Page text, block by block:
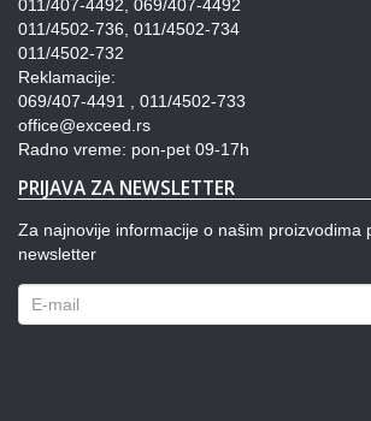
011/407-4492, 069/407-4492
011/4502-736, 011/4502-734
011/4502-732
Reklamacije:
069/407-4491 , 011/4502-733
office@exceed.rs
Radno vreme: pon-pet 09-17h
PRIJAVA ZA NEWSLETTER
Za najnovije informacije o našim proizvodima
newsletter